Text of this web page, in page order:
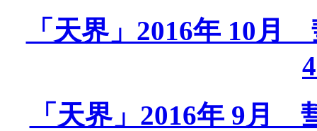
「天界」2016年 10
「天界」2016年 9月